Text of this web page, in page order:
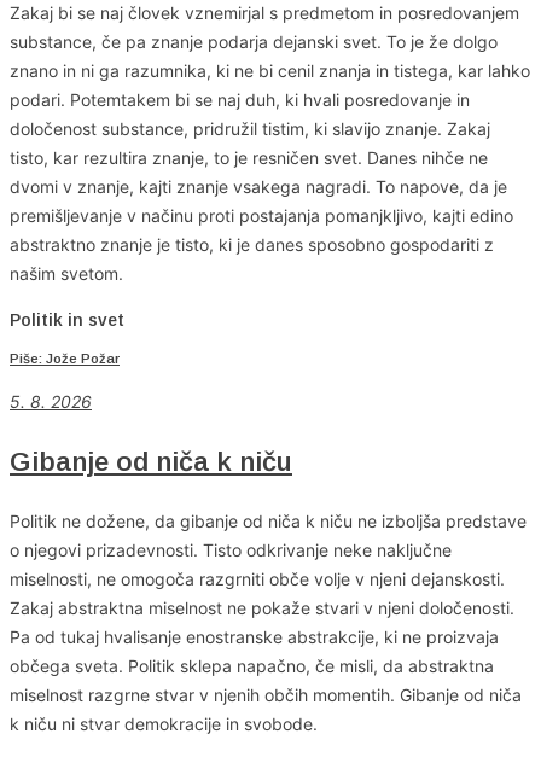
Zakaj bi se naj človek vznemirjal s predmetom in posredovanjem
substance, če pa znanje podarja dejanski svet. To je že dolgo
znano in ni ga razumnika, ki ne bi cenil znanja in tistega, kar lahko
podari. Potemtakem bi se naj duh, ki hvali posredovanje in
določenost substance, pridružil tistim, ki slavijo znanje. Zakaj
tisto, kar rezultira znanje, to je resničen svet. Danes nihče ne
dvomi v znanje, kajti znanje vsakega nagradi. To napove, da je
premišljevanje v načinu proti postajanja pomanjkljivo, kajti edino
abstraktno znanje je tisto, ki je danes sposobno gospodariti z
našim svetom.
Politik in svet
Piše: Jože Požar
5. 8. 2026
Gibanje od niča k niču
Politik ne dožene, da gibanje od niča k niču ne izboljša predstave
o njegovi prizadevnosti. Tisto odkrivanje neke naključne
miselnosti, ne omogoča razgrniti obče volje v njeni dejanskosti.
Zakaj abstraktna miselnost ne pokaže stvari v njeni določenosti.
Pa od tukaj hvalisanje enostranske abstrakcije, ki ne proizvaja
občega sveta. Politik sklepa napačno, če misli, da abstraktna
miselnost razgrne stvar v njenih občih momentih. Gibanje od niča
k niču ni stvar demokracije in svobode.